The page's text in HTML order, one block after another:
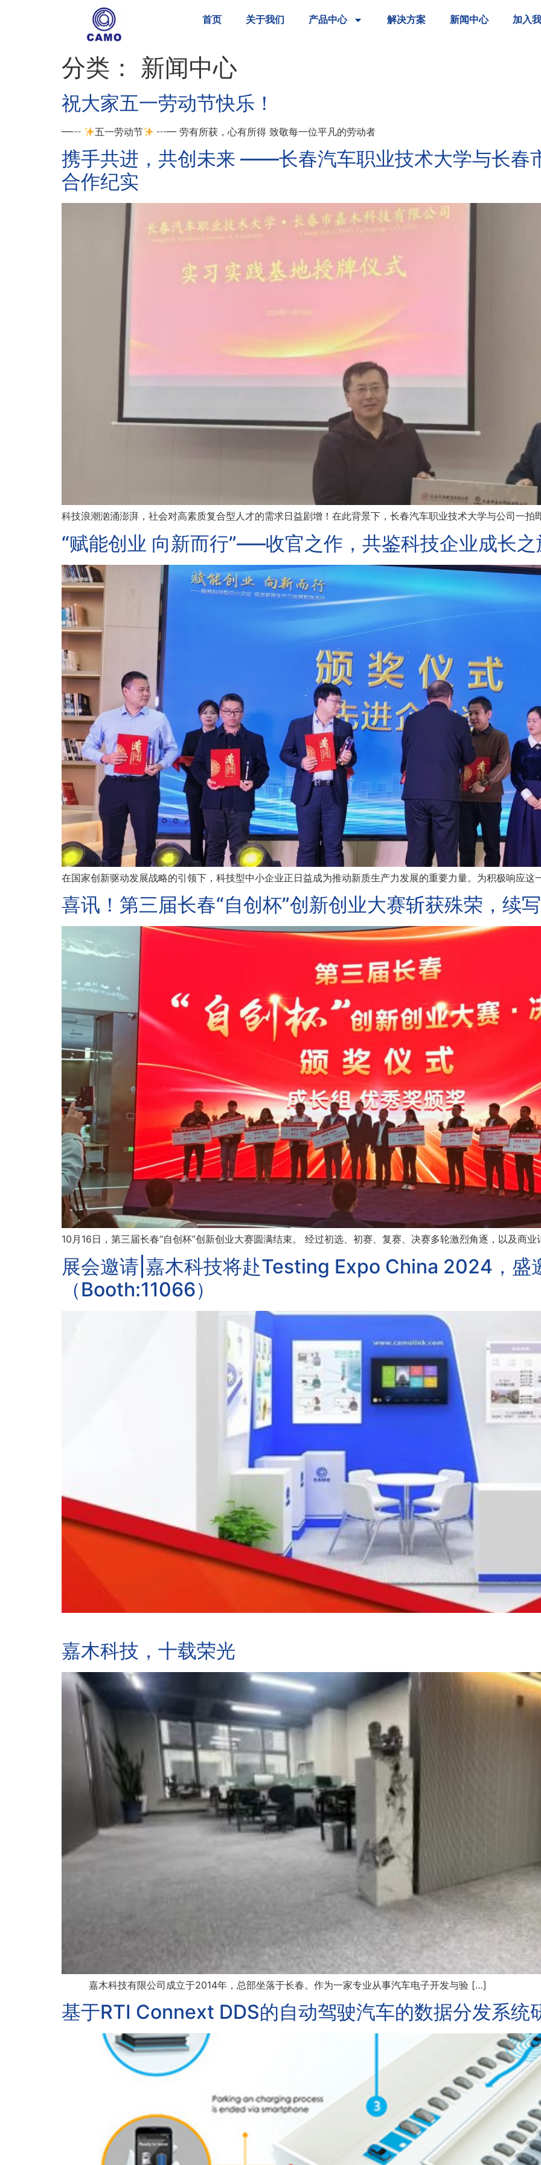
首页 关于我们 产品中心 解决方案 新闻中心 加入
分类： 新闻中心
祝大家五一劳动节快乐！
━┅ 五一劳动节 ┅━ 劳有所获，心有所得 致敬每一位平凡的劳动者
携手共进，共创未来 ——长春汽车职业技术大学与长春
合作纪实
科技浪潮汹涌澎湃，社会对高素质复合型人才的需求日益剧增！在此背景下，长春汽车职业技术大学与公司一
“赋能创业 向新而行”—–收官之作，共鉴科技企业成长之
在国家创新驱动发展战略的引领下，科技型中小企业正日益成为推动新质生产力发展的重要力量。为积极响应
喜讯！第三届长春“自创杯”创新创业大赛斩获殊荣，续
10月16日，第三届长春“自创杯”创新创业大赛圆满结束。 经过初选、初赛、复赛、决赛多轮激烈角逐，以及商
展会邀请|嘉木科技将赴Testing Expo China 2024，盛
（Booth:11066）
嘉木科技，十载荣光
嘉木科技有限公司成立于2014年，总部坐落于长春。作为一家专业从事汽车电子开发与验 […]
基于RTI Connext DDS的自动驾驶汽车的数据分发系统